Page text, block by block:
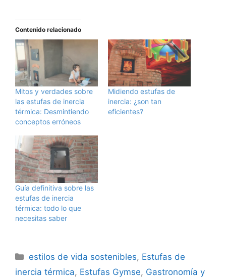
Contenido relacionado
Mitos y verdades sobre
las estufas de inercia
térmica: Desmintiendo
conceptos erróneos
Midiendo estufas de
inercia: ¿son tan
eficientes?
Guía definitiva sobre las
estufas de inercia
térmica: todo lo que
necesitas saber
Categorías
estilos de vida sostenibles, Estufas de
inercia térmica, Estufas Gymse, Gastronomía y